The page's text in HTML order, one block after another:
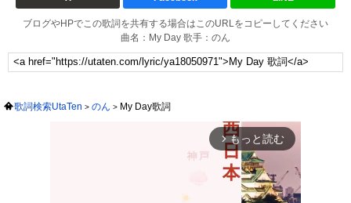
ブログやHPでこの歌詞を共有する場合はこのURLをコピーしてください
曲名：My Day 歌手：のん
歌詞検索UtaTen のん My Day歌詞
arrow_forward_ios もっと読む